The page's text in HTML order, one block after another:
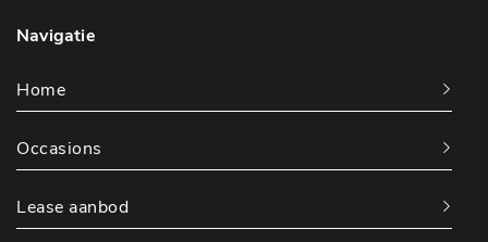
Navigatie
Home
Occasions
Lease aanbod